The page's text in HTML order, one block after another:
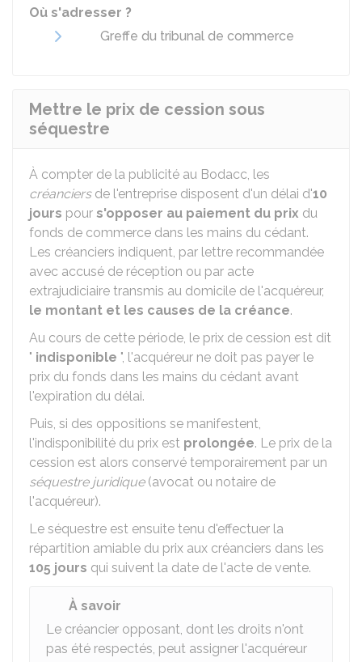
Où s'adresser ?
Greffe du tribunal de commerce
Mettre le prix de cession sous
séquestre
À compter de la publicité au Bodacc, les
créanciersde l'entreprise disposent d'un délai d'10
jours pour s'opposer au paiement du prix du
fonds de commerce dans les mains du cédant.
Les créanciers indiquent, par lettre recommandée
avec accusé de réception ou par acte
extrajudiciaire transmis au domicile de l'acquéreur,
le montant et les causes de la créance.
Au cours de cette période, le prix de cession est dit
" indisponible ", l'acquéreur ne doit pas payer le
prix du fonds dans les mains du cédant avant
l'expiration du délai.
Puis, si des oppositions se manifestent,
l'indisponibilité du prix est prolongée. Le prix de la
cession est alors conservé temporairement par un
séquestre juridique(avocat ou notaire de
l'acquéreur).
Le séquestre est ensuite tenu d'effectuer la
répartition amiable du prix aux créanciers dans les
105 jours qui suivent la date de l'acte de vente.
À savoir
Le créancier opposant, dont les droits n'ont
pas été respectés, peut assigner l'acquéreur